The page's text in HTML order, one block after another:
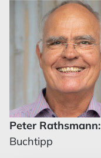
Peter Rathsmann:
Buchtipp